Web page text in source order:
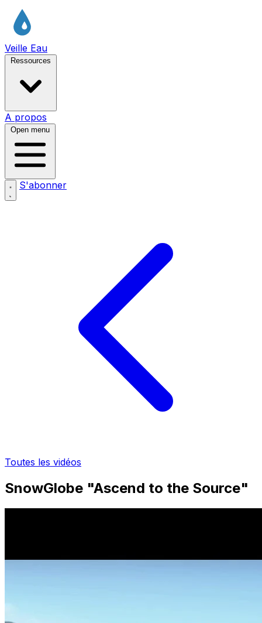
Veille Eau
Ressources
A propos
Open menu
S'abonner
Toutes les vidéos
SnowGlobe "Ascend to the Source"